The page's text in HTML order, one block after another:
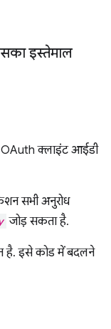
इस्तेमाल
क्लाइंट आईडी
सभी अनुरोध
जोड़ सकता है.
है. इसे कोड में बदलने